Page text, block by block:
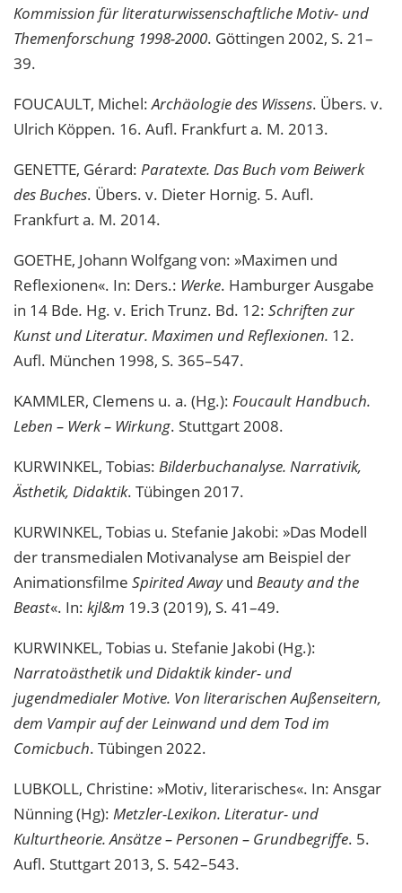
Kommission für literaturwissenschaftliche Motiv- und
Themenforschung 1998-2000. Göttingen 2002, S. 21–
39.
FOUCAULT, Michel:Archäologie des Wissens. Übers. v.
Ulrich Köppen. 16. Aufl. Frankfurt a. M. 2013.
GENETTE, Gérard: Paratexte. Das Buch vom Beiwerk
des Buches. Übers. v. Dieter Hornig. 5. Aufl.
Frankfurt a. M. 2014.
GOETHE, Johann Wolfgang von: »Maximen und
Reflexionen«. In: Ders.: Werke. Hamburger Ausgabe
in 14 Bde. Hg. v. Erich Trunz. Bd. 12: Schriften zur
Kunst und Literatur. Maximen und Reflexionen. 12.
Aufl. München 1998, S. 365–547.
KAMMLER, Clemens u. a. (Hg.): Foucault Handbuch.
Leben – Werk – Wirkung. Stuttgart 2008.
KURWINKEL, Tobias: Bilderbuchanalyse. Narrativik,
Ästhetik, Didaktik. Tübingen 2017.
KURWINKEL, Tobias u. Stefanie Jakobi: »Das Modell
der transmedialen Motivanalyse am Beispiel der
Animationsfilme Spirited Awayund Beauty and the
Beast«. In: kjl&m 19.3 (2019), S. 41–49.
KURWINKEL, Tobias u. Stefanie Jakobi (Hg.):
Narratoästhetik und Didaktik kinder- und
jugendmedialer Motive. Von literarischen Außenseitern,
dem Vampir auf der Leinwand und dem Tod im
Comicbuch. Tübingen 2022.
LUBKOLL, Christine: »Motiv, literarisches«. In: Ansgar
Nünning (Hg): Metzler-Lexikon. Literatur- und
Kulturtheorie. Ansätze – Personen – Grundbegriffe. 5.
Aufl. Stuttgart 2013, S. 542–543.